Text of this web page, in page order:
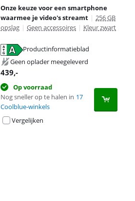
Onze keuze voor een smartphone
waarmee je video's streamt | 256 GB
opslag | Geen accessoires | Kleur zwart
Productinformatieblad
Geen oplader meegeleverd
439,-
Op voorraad
Nog sneller op te halen in 17
Coolblue-winkels
Vergelijken